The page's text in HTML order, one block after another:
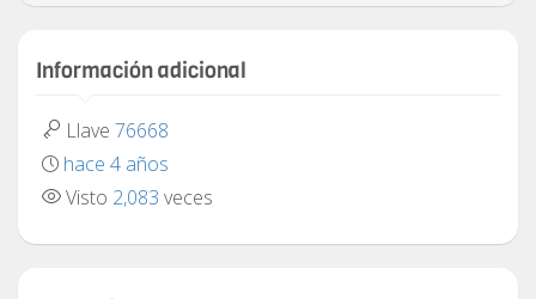
Información adicional
Llave 76668
hace 4 años
Visto 2,083 veces